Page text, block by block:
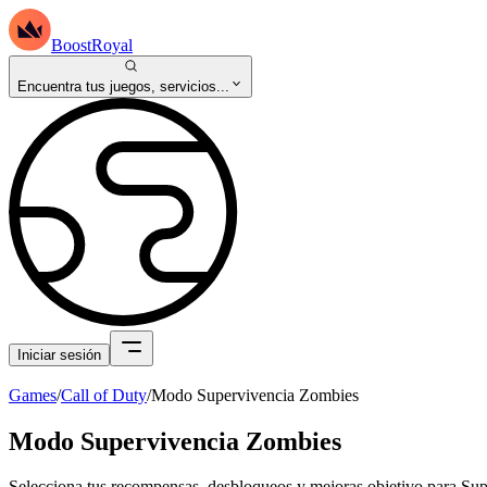
BoostRoyal
Encuentra tus juegos, servicios...
Iniciar sesión
Games/Call of Duty/Modo Supervivencia Zombies
Modo Supervivencia Zombies